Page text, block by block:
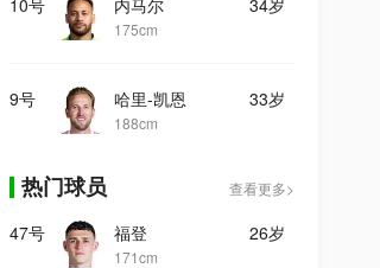
10号 34岁
内马尔
175cm
9号 33岁
哈里-凯恩
188cm
热门球员 查看更多>
47号 26岁
福登
171cm